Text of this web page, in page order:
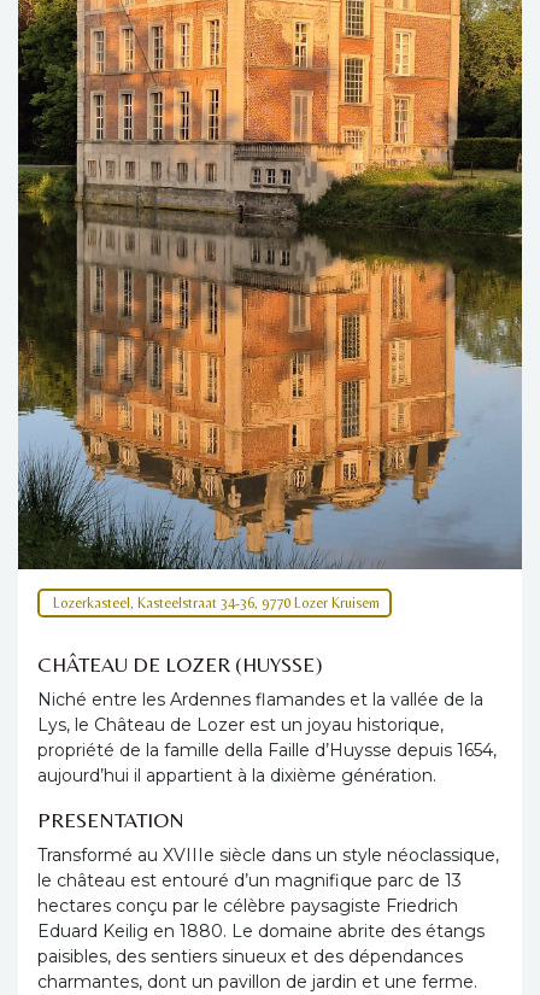
Lozerkasteel, Kasteelstraat 34-36, 9770 Lozer Kruisem
CHÂTEAU DE LOZER (HUYSSE)
Niché entre les Ardennes flamandes et la vallée de la
Lys, le Château de Lozer est un joyau historique,
propriété de la famille della Faille d’Huysse depuis 1654,
aujourd’hui il appartient à la dixième génération.
PRESENTATION
Transformé au XVIIIe siècle dans un style néoclassique,
le château est entouré d’un magnifique parc de 13
hectares conçu par le célèbre paysagiste Friedrich
Eduard Keilig en 1880. Le domaine abrite des étangs
paisibles, des sentiers sinueux et des dépendances
charmantes, dont un pavillon de jardin et une ferme.